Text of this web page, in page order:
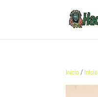
Inicio/ Inicio